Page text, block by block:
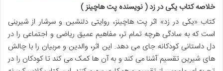
خلاصه کتاب یکی در زد ( نویسنده پت هاچینز )
کتاب «یکی در زد» اثر پت هاچینز، روایتی دلنشین و سرشار از شیرینی
است که به سادگی هرچه تمام تر، مفاهیم عمیق ریاضی و اجتماعی را در
دل داستانی کودکانه جای می دهد. این اثر، والدین و مربیان را با چالش
های شیرین تقسیم آشنا می کند و به آن ها کمک می کند تا کودکان را در